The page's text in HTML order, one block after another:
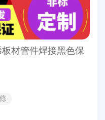
材管件焊接黑色保